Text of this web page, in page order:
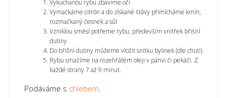
Vykuchanou rybu zbavíme očí
Vymačkáme citrón a do získané šťávy přimícháme kmín,
rozmačkaný česnek a sůl
Vzniklou směsí potřeme rybu, především vnitřek břišní
dutiny
Do břišní dutiny můžeme vložit snítku bylinek (dle chuti)
Rybu smažíme na rozehřátém oleji v pánvi či pekáči. Z
každé strany 7 až 9 minut.
Podáváme s chlebem.